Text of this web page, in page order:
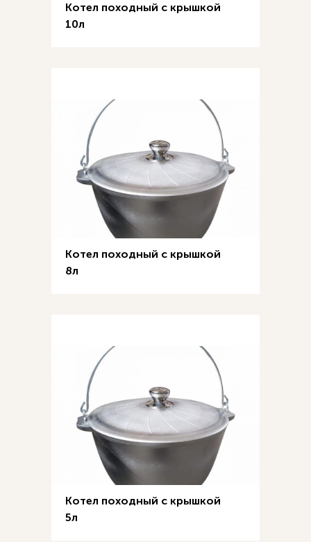
Котел походный с крышкой
10л
Котел походный с крышкой
8л
Котел походный с крышкой
5л